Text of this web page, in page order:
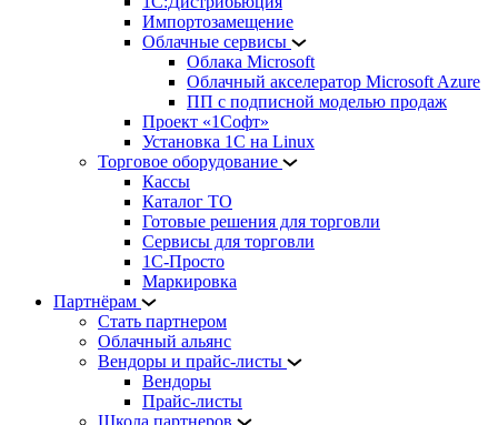
Импортозамещение
Облачные сервисы
Облака Microsoft
Облачный акселератор Microsoft Azure
ПП с подписной моделью продаж
Проект «1Софт»
Установка 1С на Linux
Торговое оборудование
Кассы
Каталог ТО
Готовые решения для торговли
Сервисы для торговли
1С-Просто
Маркировка
Партнёрам
Стать партнером
Облачный альянс
Вендоры и прайс-листы
Вендоры
Прайс-листы
Школа партнеров